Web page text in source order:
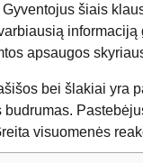
šiais
apsaugos
bei šlakiai yra
visuomenės